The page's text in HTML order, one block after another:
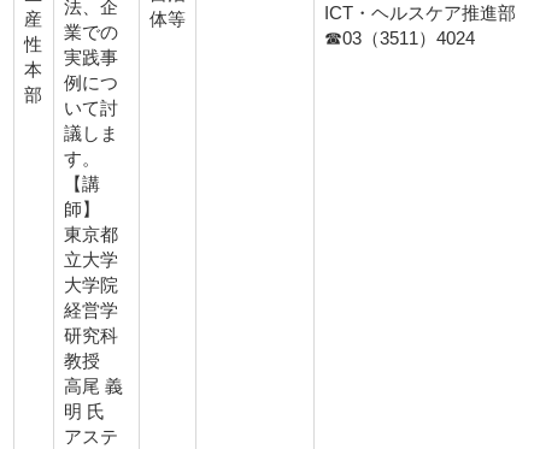
産
性
本
部
法、企
業での
実践事
例につ
いて討
議しま
す。
【講
師】
東京都
立大学
大学院
経営学
研究科
教授
高尾 義
明 氏
アステ
体等
ICT・ヘルスケア推進部
☎03（3511）4024